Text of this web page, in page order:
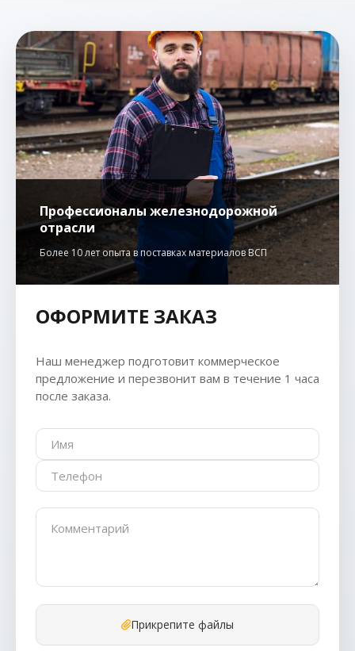
Профессионалы железнодорожной
отрасли
Более 10 лет опыта в поставках материалов ВСП
ОФОРМИТЕ ЗАКАЗ
Наш менеджер подготовит коммерческое
предложение и перезвонит вам в течение 1 часа
после заказа.
Прикрепите файлы